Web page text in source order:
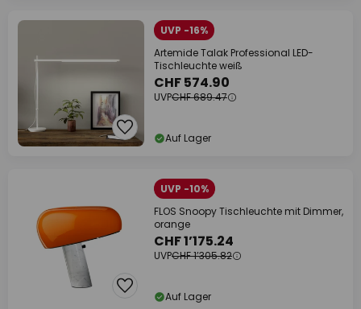
UVP -16%
Artemide Talak Professional LED-
Tischleuchte weiß
CHF 574.90
UVPCHF 689.47
Auf Lager
UVP -10%
FLOS Snoopy Tischleuchte mit Dimmer,
orange
CHF 1’175.24
UVPCHF 1’305.82
Auf Lager